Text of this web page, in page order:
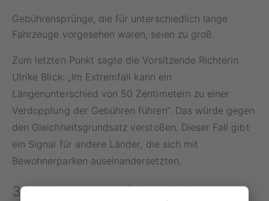
Gebührensprünge, die für unterschiedlich lange
Fahrzeuge vorgesehen waren, seien zu groß.
Zum letzten Punkt sagte die Vorsitzende Richterin
Ulrike Blick: „Im Extremfall kann ein
Längenunterschied von 50 Zentimetern zu einer
Verdopplung der Gebühren führen“. Das würde gegen
den Gleichheitsgrundsatz verstoßen. Dieser Fall gibt
ein Signal für andere Länder, die sich mit
Bewohnerparken auseinandersetzten.
360 Euro sei ein fairer Preis